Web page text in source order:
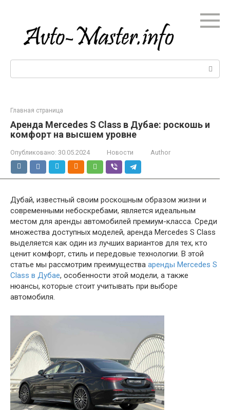
Главная страница
Аренда Mercedes S Class в Дубае: роскошь и
комфорт на высшем уровне
Опубликовано: 30.05.2024 Новости Author
Дубай, известный своим роскошным образом жизни и
современными небоскребами, является идеальным
местом для аренды автомобилей премиум-класса. Среди
множества доступных моделей, аренда Mercedes S Class
выделяется как один из лучших вариантов для тех, кто
ценит комфорт, стиль и передовые технологии. В этой
статье мы рассмотрим преимущества аренды Mercedes S
Class в Дубае, особенности этой модели, а также
нюансы, которые стоит учитывать при выборе
автомобиля.